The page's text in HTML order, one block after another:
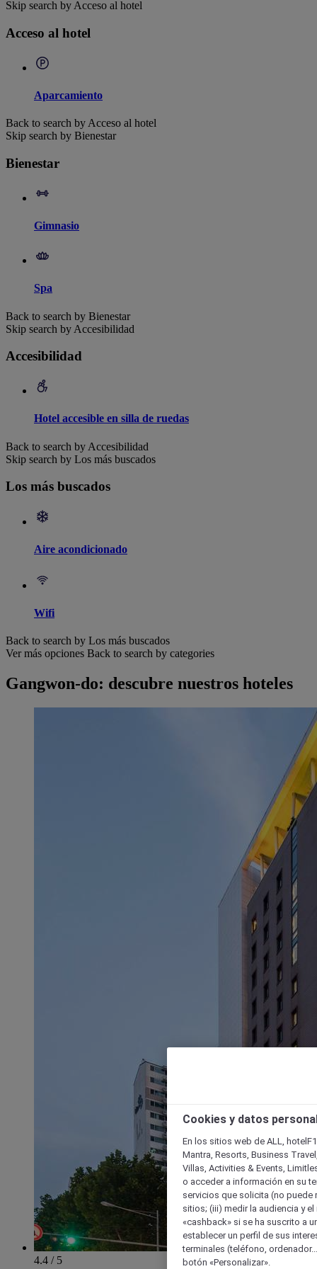
Skip search by Acceso al hotel
Acceso al hotel
Aparcamiento
Back to search by Acceso al hotel
Skip search by Bienestar
Bienestar
Gimnasio
Spa
Back to search by Bienestar
Skip search by Accesibilidad
Accesibilidad
Hotel accesible en silla de ruedas
Back to search by Accesibilidad
Skip search by Los más buscados
Los más buscados
Aire acondicionado
Wifi
Back to search by Los más buscados
Ver más opciones Back to search by categories
Gangwon-do: descubre nuestros hoteles
4.4 / 5
Cookies y datos
En los sitios web de ALL,
Mantra, Resorts, Business
Villas, Activities & Events,
o acceder a información en su
servicios que solicita (no puede
sitios; (iii) medir la audiencia y
«cashback» si se ha suscrito a
establecer un perfil de sus
terminales (teléfono,
botón «Personalizar».